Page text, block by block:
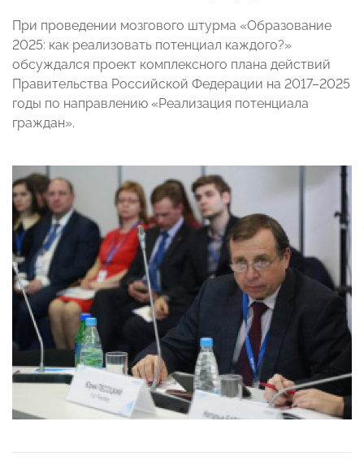
При проведении мозгового штурма «Образование
2025: как реализовать потенциал каждого?»
обсуждался проект комплексного плана действий
Правительства Российской Федерации на 2017–2025
годы по направлению «Реализация потенциала
граждан».